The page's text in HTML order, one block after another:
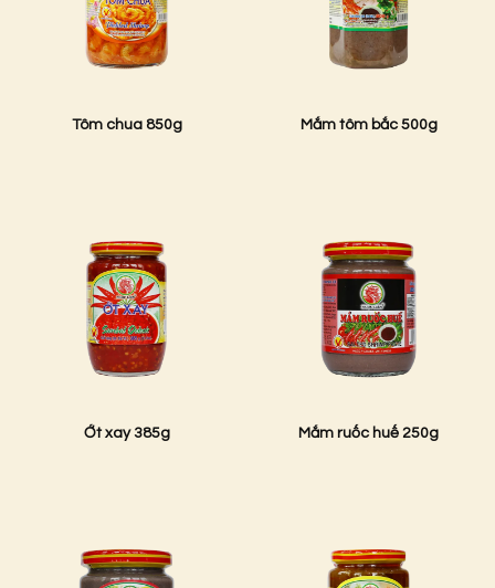
Tôm chua 850g Mắm tôm bắc 500g
Ớt xay 385g Mắm ruốc huế 250g